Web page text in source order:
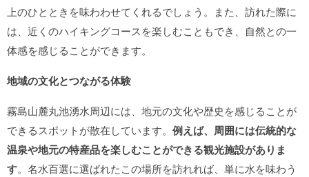
上のひとときを味わわせてくれるでしょう。また、訪れた際に
は、近くのハイキングコースを楽しむこともでき、自然との一
体感を感じることができます。
地域の文化とつながる体験
霧島山麓丸池湧水周辺には、地元の文化や歴史を感じることが
できるスポットが散在しています。 例えば、周囲には伝統的な
温泉や地元の特産品を楽しむことができる観光施設がありま
す。名水百選に選ばれたこの場所を訪れれば、単に水を味わう